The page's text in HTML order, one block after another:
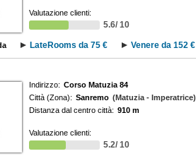
Valutazione clienti:
5.6/ 10
LateRooms da 75 € Venere da 152 €
Indirizzo: Corso Matuzia 84
Città (Zona): Sanremo (Matuzia - Imperatrice)
Distanza dal centro città: 910 m
Valutazione clienti:
5.2/ 10